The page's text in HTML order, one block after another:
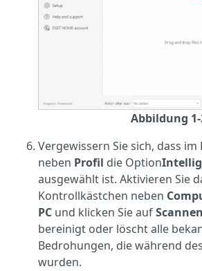
Abbildung
Vergewissern Sie sich, dass im
neben Profil die Option
ausgewählt ist. Aktivieren Sie
Kontrollkästchen neben
PC und klicken Sie aufScannen
bereinigt oder löscht alle
Bedrohungen, die während
wurden.